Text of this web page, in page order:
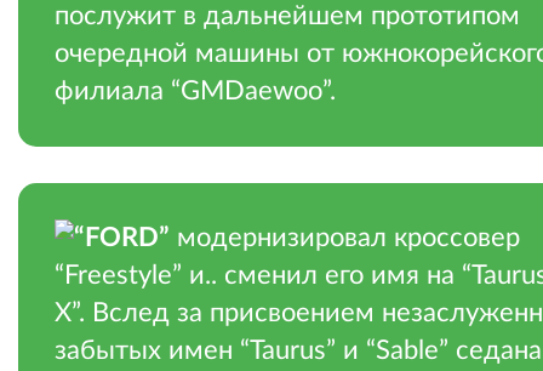
послужит в дальнейшем прототипом
очередной машины от
филиала “GMDaewoo”.
“FORD” модернизировал кроссовер
“Freestyle” и.. сменил его имя на
X”. Вслед за присвоением
забытых имен “Taurus” и “Sable”